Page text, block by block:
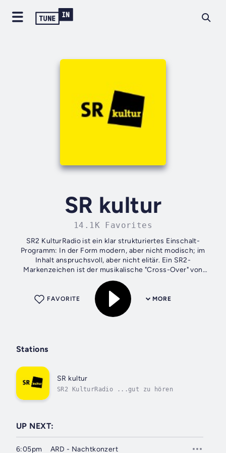
SR kultur
14.1K Favorites
SR2 KulturRadio ist ein klar strukturiertes Einschalt-
Programm: In der Form modern, aber nicht modisch; im
Inhalt anspruchsvoll, aber nicht elitär. Ein SR2-
Markenzeichen ist der musikalische "Cross-Over" von
Klassik, Filmmusik, Jazz, Weltmusik und...
MORE
FAVORITE
Stations
SR kultur
SR2 KulturRadio ...gut zu hören
UP NEXT:
6:05pm ARD - Nachtkonzert